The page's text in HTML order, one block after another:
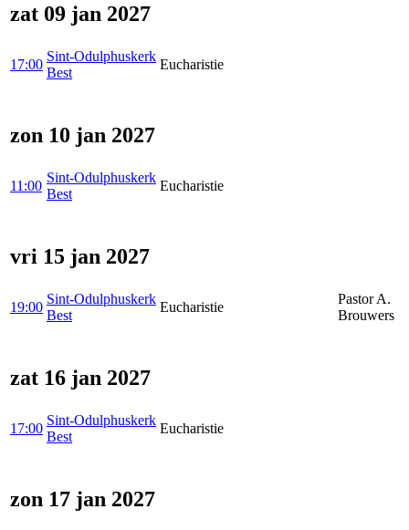
zat 09 jan 2027
17:00
Sint-Odulphuskerk
Best
Eucharistie
zon 10 jan 2027
11:00
Sint-Odulphuskerk
Best
Eucharistie
vri 15 jan 2027
19:00
Sint-Odulphuskerk
Best
Eucharistie
Pastor A.
Brouwers
zat 16 jan 2027
17:00
Sint-Odulphuskerk
Best
Eucharistie
zon 17 jan 2027